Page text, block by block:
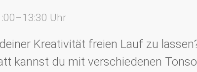
Uhr
Kreativität freien Lauf zu
kannst du mit verschiedenen